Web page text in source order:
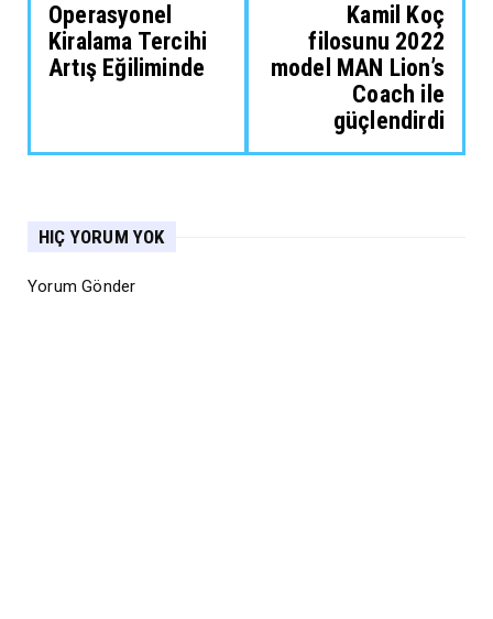
Operasyonel
Kiralama Tercihi
Artış Eğiliminde
Kamil Koç
filosunu 2022
model MAN Lion’s
Coach ile
güçlendirdi
HIÇ YORUM YOK
Yorum Gönder